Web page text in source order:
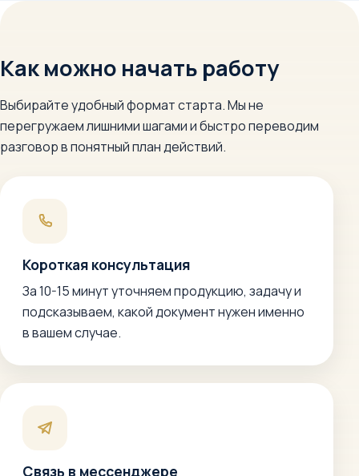
Как можно начать работу
Выбирайте удобный формат старта. Мы не
перегружаем лишними шагами и быстро переводим
разговор в понятный план действий.
Короткая консультация
За 10-15 минут уточняем продукцию, задачу и
подсказываем, какой документ нужен именно
в вашем случае.
Связь в мессенджере